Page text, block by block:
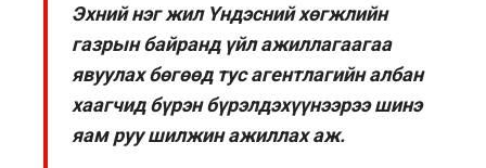
Эхний нэг жил Үндэсний хөгжлийн
газрын байранд үйл ажиллагаагаа
явуулах бөгөөд тус агентлагийн албан
хаагчид бүрэн бүрэлдэхүүнээрээ шинэ
яам руу шилжин ажиллах аж.